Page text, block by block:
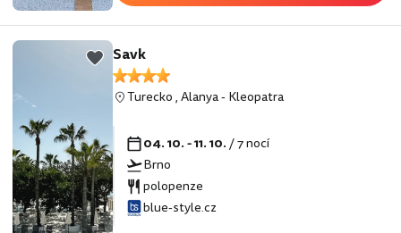
Savk
Turecko,Alanya-Kleopatra
04. 10. - 11. 10./ 7 nocí
Brno
polopenze
blue-style.cz